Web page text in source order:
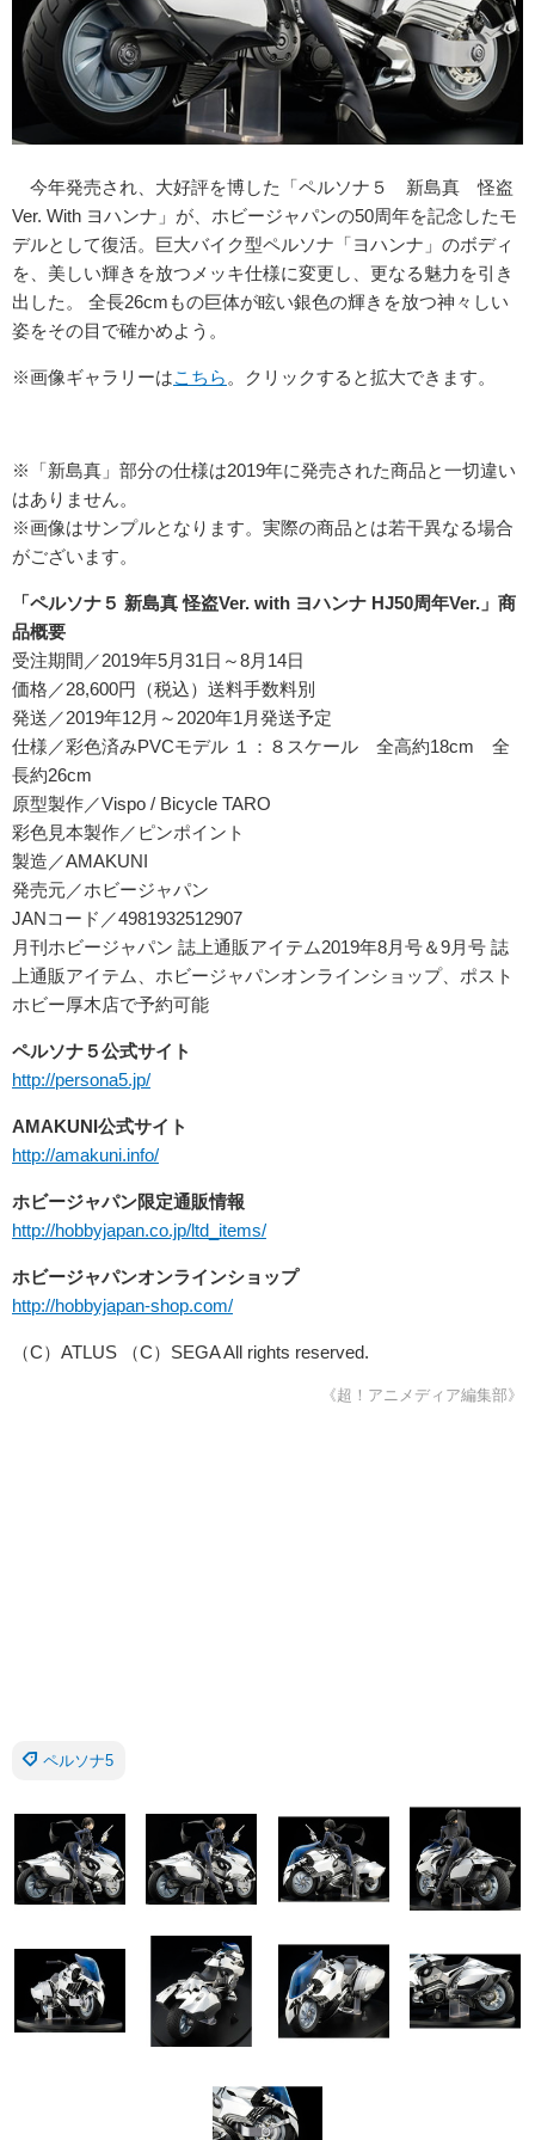
今年発売され、大好評を博した「ペルソナ５ 新島真 怪盗
Ver. With ヨハンナ」が、ホビージャパンの50周年を記念したモ
デルとして復活。巨大バイク型ペルソナ「ヨハンナ」のボディ
を、美しい輝きを放つメッキ仕様に変更し、更なる魅力を引き
出した。 全長26cmもの巨体が眩い銀色の輝きを放つ神々しい
姿をその目で確かめよう。
※画像ギャラリーはこちら 。クリックすると拡大できます。
※「新島真」部分の仕様は2019年に発売された商品と一切違い
はありません。
※画像はサンプルとなります。実際の商品とは若干異なる場合
がございます。
「ペルソナ５ 新島真 怪盗Ver. with ヨハンナ HJ50周年Ver.」商
品概要
受注期間／2019年5月31日～8月14日
価格／28,600円（税込）送料手数料別
発送／2019年12月～2020年1月発送予定
仕様／彩色済みPVCモデル １：８スケール 全高約18cm 全
長約26cm
原型製作／Vispo / Bicycle TARO
彩色見本製作／ピンポイント
製造／AMAKUNI
発売元／ホビージャパン
JANコード／4981932512907
月刊ホビージャパン 誌上通販アイテム2019年8月号＆9月号 誌
上通販アイテム、ホビージャパンオンラインショップ、ポスト
ホビー厚木店で予約可能
ペルソナ５公式サイト
http://persona5.jp/
AMAKUNI公式サイト
http://amakuni.info/
ホビージャパン限定通販情報
http://hobbyjapan.co.jp/ltd_items/
ホビージャパンオンラインショップ
http://hobbyjapan-shop.com/
（C）ATLUS （C）SEGA All rights reserved.
《超！アニメディア編集部》
ペルソナ5